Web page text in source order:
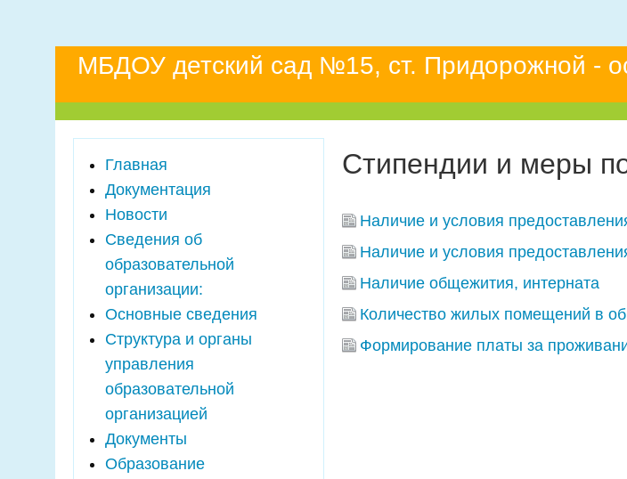
МБДОУ детский сад №15, ст. Придорожной -
Главная
Документация
Новости
Сведения об
образовательной
организации:
Основные сведения
Структура и органы
управления
образовательной
организацией
Документы
Образование
Стипендии и меры
Наличие и условия
Наличие и условия
Наличие общежития, интерната
Количество жилых помещений в
Формирование платы за